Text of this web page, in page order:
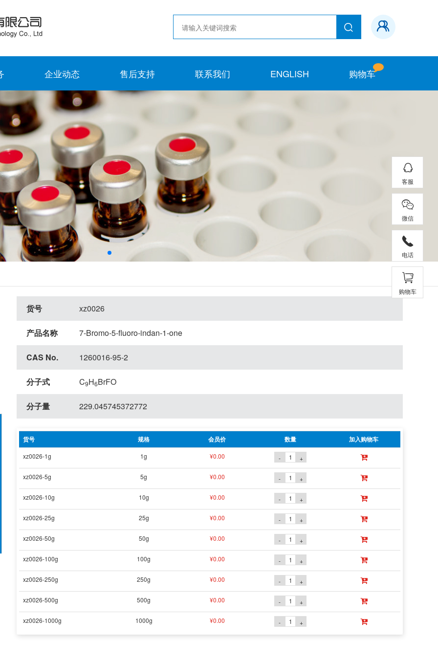
企业动态 售后支持 联系我们 ENGLISH 购物车
货号 xz0026
产品名称 7-Bromo-5-fluoro-indan-1-one
CAS No. 1260016-95-2
分子式 C9H6BrFO
分子量 229.045745372772
货号 规格 会员价 数量 加入购物车
xz0026-1g 1g ¥0.00 - +
xz0026-5g 5g ¥0.00 - +
xz0026-10g 10g ¥0.00 - +
xz0026-25g 25g ¥0.00 - +
xz0026-50g 50g ¥0.00 - +
xz0026-100g 100g ¥0.00 - +
xz0026-250g 250g ¥0.00 - +
xz0026-500g 500g ¥0.00 - +
xz0026-1000g 1000g ¥0.00 - +
客服
微信
电话
购物车